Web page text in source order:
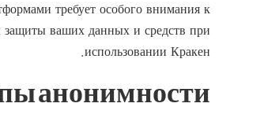
требует особого внимания к
защиты ваших данных и средств при
использовании Кракен.
анонимности